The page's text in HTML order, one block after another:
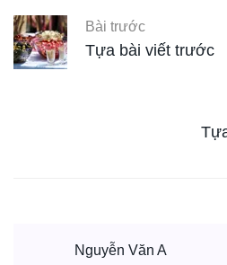
Bài trước
Tựa bài viết trước
Nguyễn Văn A